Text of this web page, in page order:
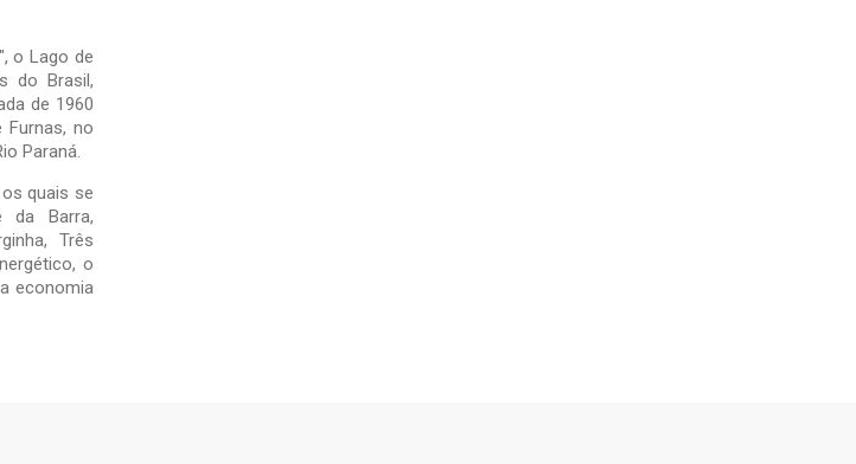
o Lago de
do Brasil,
de 1960
Furnas, no
Paraná.
quais se
da Barra,
Três
o
economia